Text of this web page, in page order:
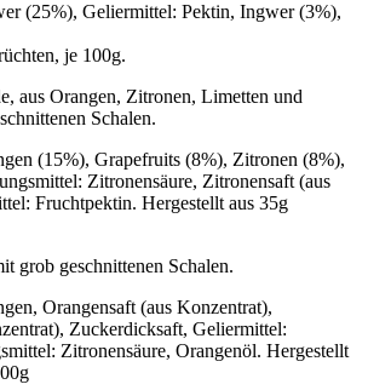
(25%), Geliermittel: Pektin, Ingwer (3%),
je 100g.
aus Orangen, Zitronen, Limetten und
Schalen.
(15%), Grapefruits (8%), Zitronen (8%),
Zitronensäure, Zitronensaft (aus
Fruchtpektin. Hergestellt aus 35g
grob geschnittenen Schalen.
Orangensaft (aus Konzentrat),
Zuckerdicksaft, Geliermittel:
Zitronensäure, Orangenöl. Hergestellt